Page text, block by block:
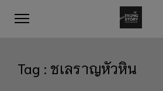
Tag : ชเลราญหัวหิน